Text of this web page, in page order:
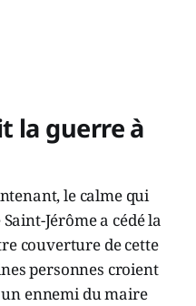
la guerre à
le calme qui
Jérôme a cédé la
couverture de cette
personnes croient
ennemi du maire